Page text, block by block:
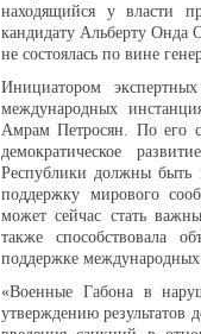
находящийся у власти
кандидату Альберту Онда
не состоялась по вине
Инициатором
международных
Амрам Петросян. По его
демократическое
Республики должны быть
поддержку мирового
может сейчас стать
также способствовала
поддержке
«Военные Габона в
утверждению результатов